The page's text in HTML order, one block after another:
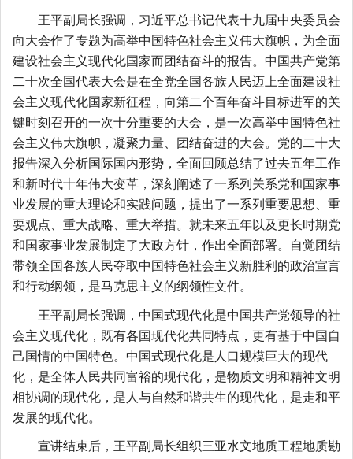
王平副局长强调，习近平总书记代表十九届中央委员会
向大会作了专题为高举中国特色社会主义伟大旗帜，为全面
建设社会主义现代化国家而团结奋斗的报告。中国共产党第
二十次全国代表大会是在全党全国各族人民迈上全面建设社
会主义现代化国家新征程，向第二个百年奋斗目标进军的关
键时刻召开的一次十分重要的大会，是一次高举中国特色社
会主义伟大旗帜，凝聚力量、团结奋进的大会。党的二十大
报告深入分析国际国内形势，全面回顾总结了过去五年工作
和新时代十年伟大变革，深刻阐述了一系列关系党和国家事
业发展的重大理论和实践问题，提出了一系列重要思想、重
要观点、重大战略、重大举措。就未来五年以及更长时期党
和国家事业发展制定了大政方针，作出全面部署。自觉团结
带领全国各族人民夺取中国特色社会主义新胜利的政治宣言
和行动纲领，是马克思主义的纲领性文件。
王平副局长强调，中国式现代化是中国共产党领导的社
会主义现代化，既有各国现代化共同特点，更有基于中国自
己国情的中国特色。中国式现代化是人口规模巨大的现代
化，是全体人民共同富裕的现代化，是物质文明和精神文明
相协调的现代化，是人与自然和谐共生的现代化，是走和平
发展的现代化。
宣讲结束后，王平副局长组织三亚水文地质工程地质勘